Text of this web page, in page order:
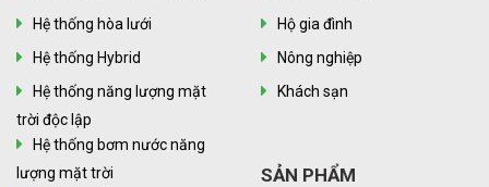
Hệ thống hòa lưới
Hệ thống Hybrid
Hệ thống năng lượng mặt
trời độc lập
Hệ thống bơm nước năng
lượng mặt trời
Hộ gia đình
Nông nghiệp
Khách sạn
SẢN PHẨM